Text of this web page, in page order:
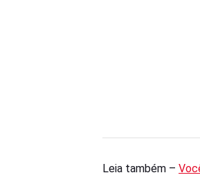
Leia também –